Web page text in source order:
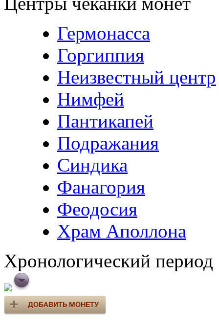
Гермонасса
Горгиппия
Неизвестный центр
Нимфей
Пантикапей
Подражания
Синдика
Фанагория
Феодосия
Храм Аполлона
Хронологический период